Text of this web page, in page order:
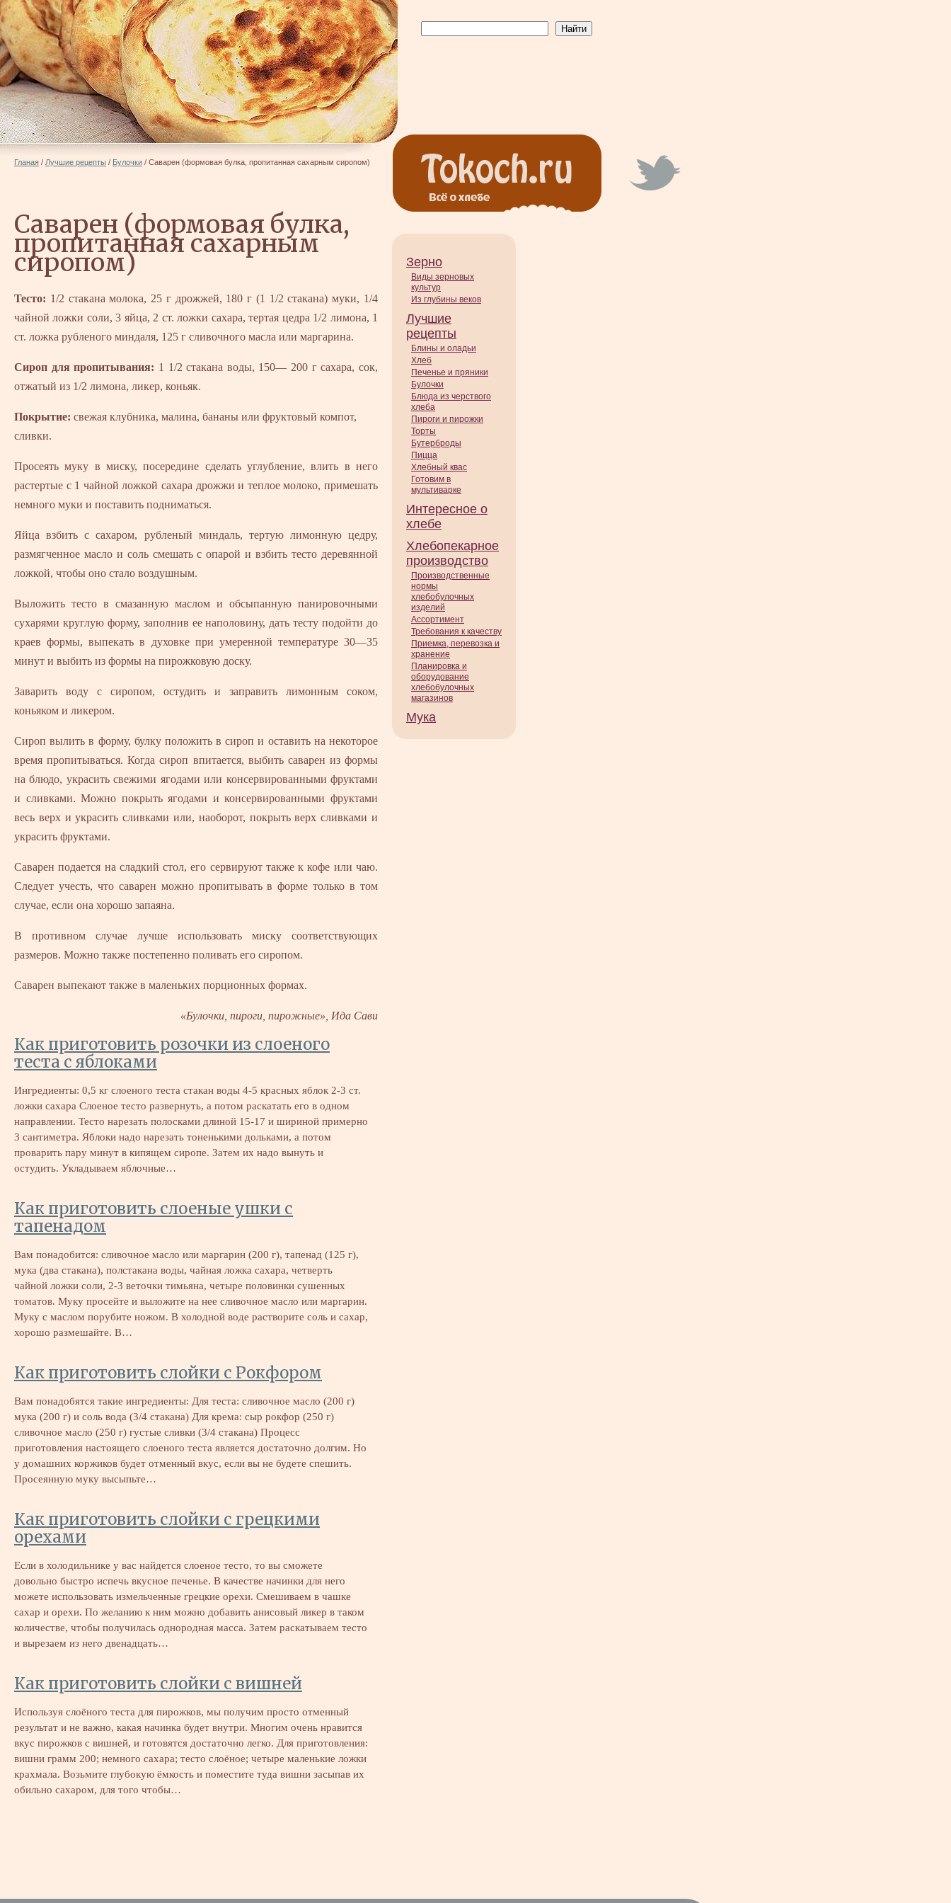
Гланая / Лучшие рецепты / Булочки / Саварен (формовая булка, пропитанная сахарным сиропом)
Саварен (формовая булка,
пропитанная сахарным
сиропом)
Тесто: 1/2 стакана молока, 25 г дрожжей, 180 г (1 1/2 стакана) муки, 1/4
чайной ложки соли, 3 яйца, 2 ст. ложки сахара, тертая цедра 1/2 лимона, 1
ст. ложка рубленого миндаля, 125 г сливочного масла или маргарина.
Сироп для пропитывания: 1 1/2 стакана воды, 150— 200 г сахара, сок,
отжатый из 1/2 лимона, ликер, коньяк.
Покрытие: свежая клубника, малина, бананы или фруктовый компот,
сливки.
Просеять муку в миску, посередине сделать углубление, влить в него
растертые с 1 чайной ложкой сахара дрожжи и теплое молоко, примешать
немного муки и поставить подниматься.
Яйца взбить с сахаром, рубленый миндаль, тертую лимонную цедру,
размягченное масло и соль смешать с опарой и взбить тесто деревянной
ложкой, чтобы оно стало воздушным.
Выложить тесто в смазанную маслом и обсыпанную панировочными
сухарями круглую форму, заполнив ее наполовину, дать тесту подойти до
краев формы, выпекать в духовке при умеренной температуре 30—35
минут и выбить из формы на пирожковую доску.
Заварить воду с сиропом, остудить и заправить лимонным соком,
коньяком и ликером.
Сироп вылить в форму, булку положить в сироп и оставить на некоторое
время пропитываться. Когда сироп впитается, выбить саварен из формы
на блюдо, украсить свежими ягодами или консервированными фруктами
и сливками. Можно покрыть ягодами и консервированными фруктами
весь верх и украсить сливками или, наоборот, покрыть верх сливками и
украсить фруктами.
Саварен подается на сладкий стол, его сервируют также к кофе или чаю.
Следует учесть, что саварен можно пропитывать в форме только в том
случае, если она хорошо запаяна.
В противном случае лучше использовать миску соответствующих
размеров. Можно также постепенно поливать его сиропом.
Саварен выпекают также в маленьких порционных формах.
«Булочки, пироги, пирожные», Ида Сави
Как приготовить розочки из слоеного
теста с яблоками
Ингредиенты: 0,5 кг слоеного теста стакан воды 4-5 красных яблок 2-3 ст.
ложки сахара Слоеное тесто развернуть, а потом раскатать его в одном
направлении. Тесто нарезать полосками длиной 15-17 и шириной примерно
3 сантиметра. Яблоки надо нарезать тоненькими дольками, а потом
проварить пару минут в кипящем сиропе. Затем их надо вынуть и
остудить. Укладываем яблочные…
Как приготовить слоеные ушки с
тапенадом
Вам понадобится: сливочное масло или маргарин (200 г), тапенад (125 г),
мука (два стакана), полстакана воды, чайная ложка сахара, четверть
чайной ложки соли, 2-3 веточки тимьяна, четыре половинки сушенных
томатов. Муку просейте и выложите на нее сливочное масло или маргарин.
Муку с маслом порубите ножом. В холодной воде растворите соль и сахар,
хорошо размешайте. В…
Как приготовить слойки с Рокфором
Вам понадобятся такие ингредиенты: Для теста: сливочное масло (200 г)
мука (200 г) и соль вода (3/4 стакана) Для крема: сыр рокфор (250 г)
сливочное масло (250 г) густые сливки (3/4 стакана) Процесс
приготовления настоящего слоеного теста является достаточно долгим. Но
у домашних коржиков будет отменный вкус, если вы не будете спешить.
Просеянную муку высыпьте…
Как приготовить слойки с грецкими
орехами
Если в холодильнике у вас найдется слоеное тесто, то вы сможете
довольно быстро испечь вкусное печенье. В качестве начинки для него
можете использовать измельченные грецкие орехи. Смешиваем в чашке
сахар и орехи. По желанию к ним можно добавить анисовый ликер в таком
количестве, чтобы получилась однородная масса. Затем раскатываем тесто
и вырезаем из него двенадцать…
Как приготовить слойки с вишней
Используя слоёного теста для пирожков, мы получим просто отменный
результат и не важно, какая начинка будет внутри. Многим очень нравится
вкус пирожков с вишней, и готовятся достаточно легко. Для приготовления:
вишни грамм 200; немного сахара; тесто слоёное; четыре маленькие ложки
крахмала. Возьмите глубокую ёмкость и поместите туда вишни засыпав их
обильно сахаром, для того чтобы…
Зерно
Виды зерновых
культур
Из глубины веков
Лучшие
рецепты
Блины и оладьи
Хлеб
Печенье и пряники
Булочки
Блюда из черствого
хлеба
Пироги и пирожки
Торты
Бутерброды
Пицца
Хлебный квас
Готовим в
мультиварке
Интересное о
хлебе
Хлебопекарное
производство
Производственные
нормы
хлебобулочных
изделий
Ассортимент
Требования к качеству
Приемка, перевозка и
хранение
Планировка и
оборудование
хлебобулочных
магазинов
Мука